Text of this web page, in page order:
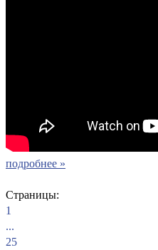
подробнее »
Страницы:
1
...
25